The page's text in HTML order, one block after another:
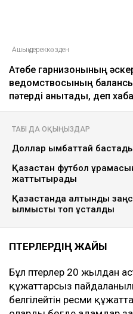
Ашық дереккөзден
Ақтөбе гарнизонының
ведомствосының
пәтерді анықтады, деп
ТАҒЫ ДА ОҚЫҢЫЗДАР
Доллар қымбаттай
Қазақстан футбол
жаттықтырады
Қазақстанда алтынды
қылмыстық топ ұсталды
ПӘТЕРЛЕРДІҢ ЖАЙЫ
Бұл пәтерлер 20 жылдан
құжаттарсыз
белгілейтін ресми